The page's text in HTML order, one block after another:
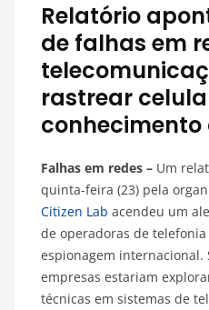
Relatório
de falhas em
rastrear
conhecimento
Falhas em redes – Um
quinta-feira (23) pela
Citizen Lab acendeu um
de operadoras de
espionagem internacional.
empresas estariam
técnicas em sistemas de